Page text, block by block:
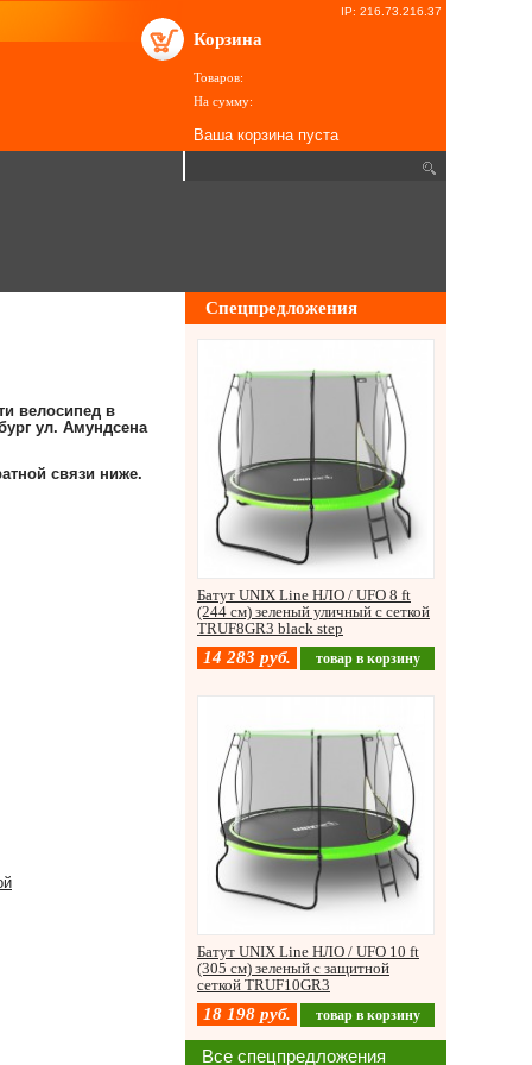
IP: 216.73.216.37
Корзина
Товаров:
На сумму:
Ваша корзина пуста
велосипед в
ул. Амундсена
связи ниже.
Спецпредложения
Батут UNIX Line НЛО / UFO 8 ft
(244 см) зеленый уличный с сеткой
TRUF8GR3 black step
14 283 руб. товар в корзину
Батут UNIX Line НЛО / UFO 10 ft
(305 см) зеленый с защитной
сеткой TRUF10GR3
18 198 руб. товар в корзину
Все спецпредложения